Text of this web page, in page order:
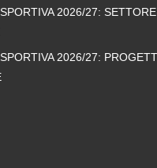
2026/27: SETTORE
2026/27: